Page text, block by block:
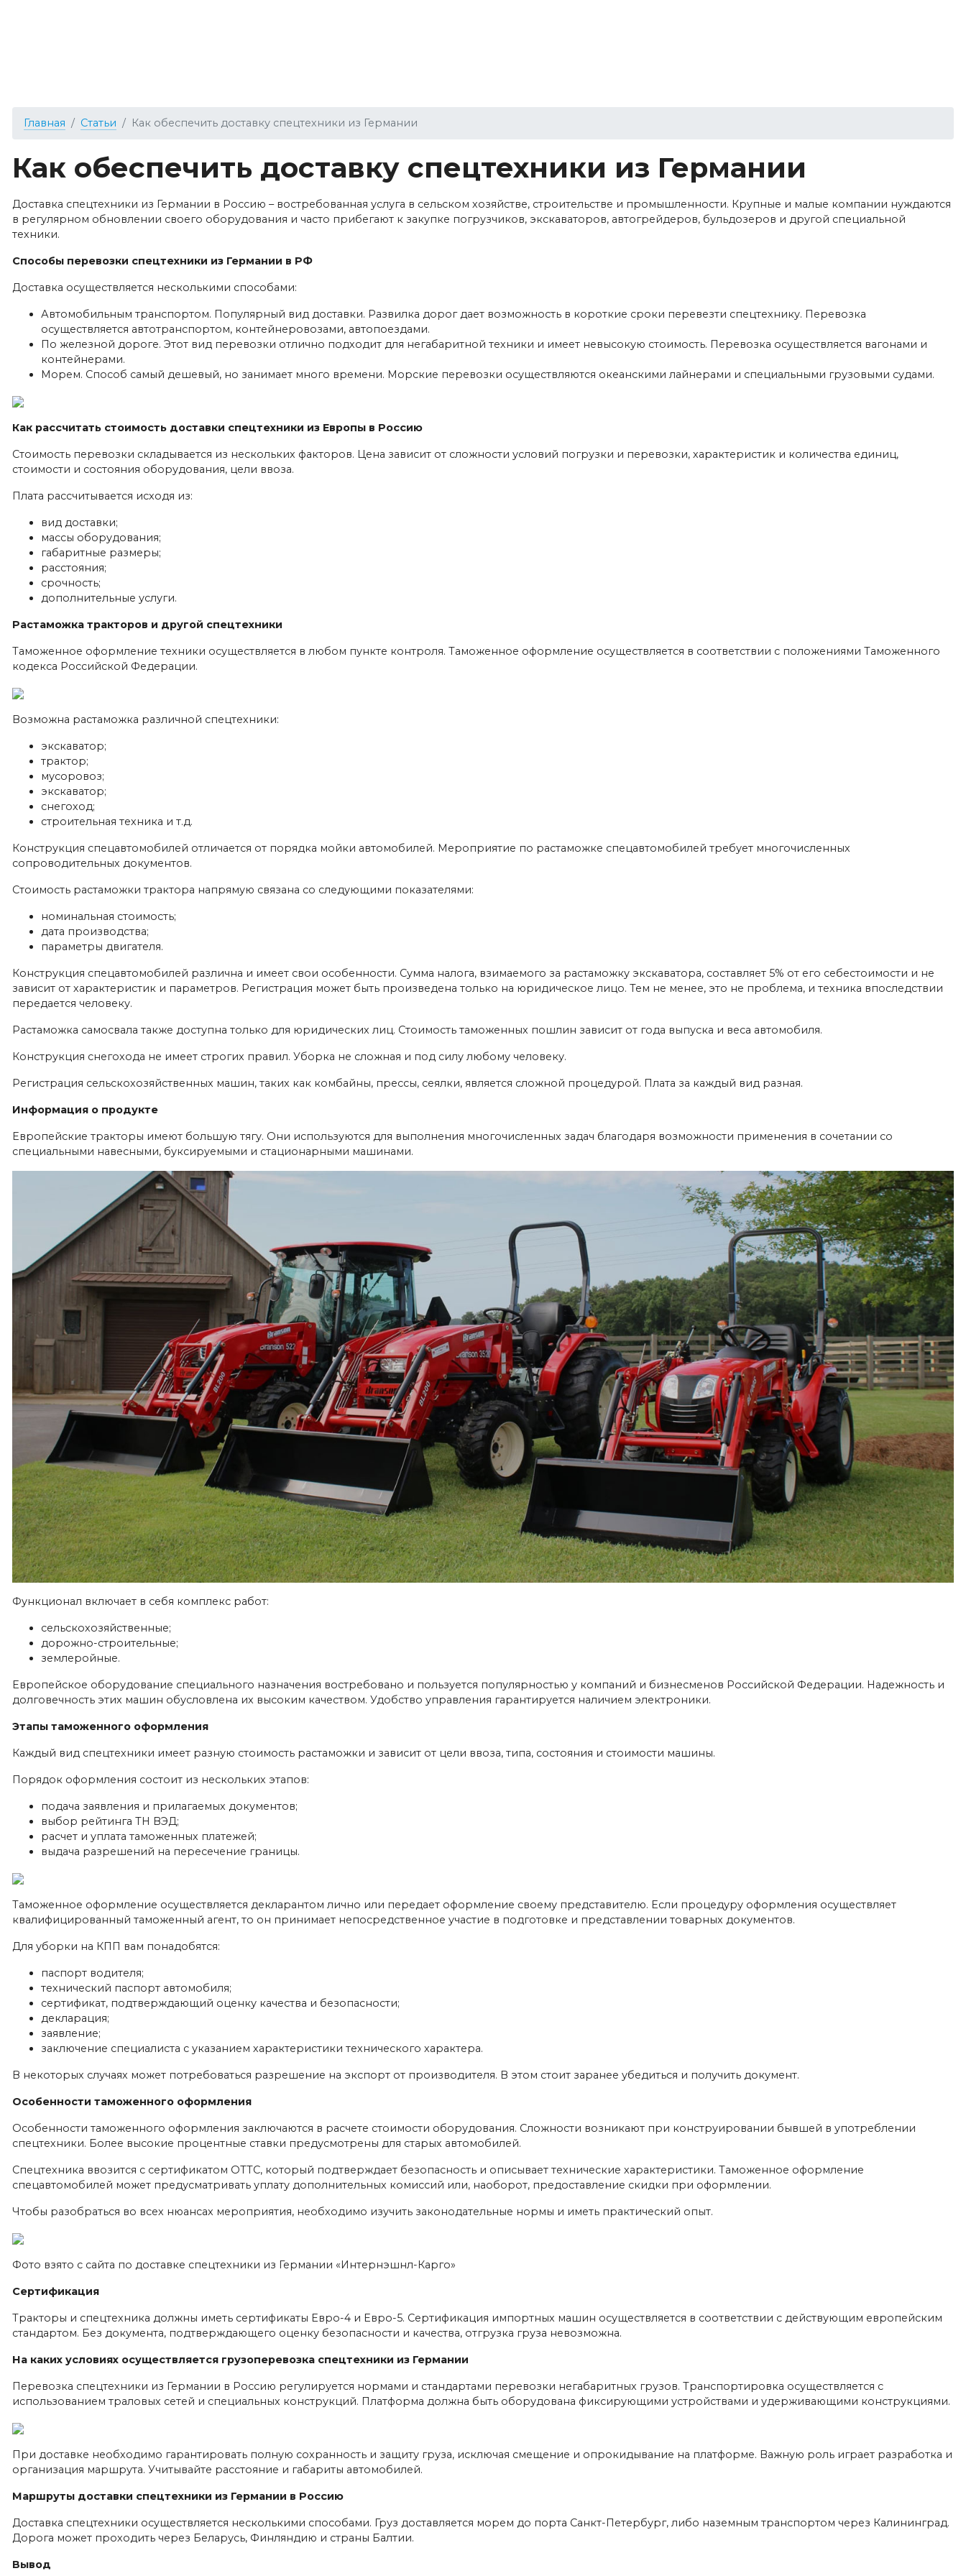
Главная Статьи Как обеспечить доставку спецтехники из Германии
Как обеспечить доставку спецтехники из Германии
Доставка спецтехники из Германии в Россию – востребованная услуга в сельском хозяйстве, строительстве и промышленности. Крупные и малые компании нуждаются
в регулярном обновлении своего оборудования и часто прибегают к закупке погрузчиков, экскаваторов, автогрейдеров, бульдозеров и другой специальной
техники.
Способы перевозки спецтехники из Германии в РФ
Доставка осуществляется несколькими способами:
Автомобильным транспортом. Популярный вид доставки. Развилка дорог дает возможность в короткие сроки перевезти спецтехнику. Перевозка
осуществляется автотранспортом, контейнеровозами, автопоездами.
По железной дороге. Этот вид перевозки отлично подходит для негабаритной техники и имеет невысокую стоимость. Перевозка осуществляется вагонами и
контейнерами.
Морем. Способ самый дешевый, но занимает много времени. Морские перевозки осуществляются океанскими лайнерами и специальными грузовыми судами.
Как рассчитать стоимость доставки спецтехники из Европы в Россию
Стоимость перевозки складывается из нескольких факторов. Цена зависит от сложности условий погрузки и перевозки, характеристик и количества единиц,
стоимости и состояния оборудования, цели ввоза.
Плата рассчитывается исходя из:
вид доставки;
массы оборудования;
габаритные размеры;
расстояния;
срочность;
дополнительные услуги.
Растаможка тракторов и другой спецтехники
Таможенное оформление техники осуществляется в любом пункте контроля. Таможенное оформление осуществляется в соответствии с положениями Таможенного
кодекса Российской Федерации.
Возможна растаможка различной спецтехники:
экскаватор;
трактор;
мусоровоз;
экскаватор;
снегоход;
строительная техника и т.д.
Конструкция спецавтомобилей отличается от порядка мойки автомобилей. Мероприятие по растаможке спецавтомобилей требует многочисленных
сопроводительных документов.
Стоимость растаможки трактора напрямую связана со следующими показателями:
номинальная стоимость;
дата производства;
параметры двигателя.
Конструкция спецавтомобилей различна и имеет свои особенности. Сумма налога, взимаемого за растаможку экскаватора, составляет 5% от его себестоимости и не
зависит от характеристик и параметров. Регистрация может быть произведена только на юридическое лицо. Тем не менее, это не проблема, и техника впоследствии
передается человеку.
Растаможка самосвала также доступна только для юридических лиц. Стоимость таможенных пошлин зависит от года выпуска и веса автомобиля.
Конструкция снегохода не имеет строгих правил. Уборка не сложная и под силу любому человеку.
Регистрация сельскохозяйственных машин, таких как комбайны, прессы, сеялки, является сложной процедурой. Плата за каждый вид разная.
Информация о продукте
Европейские тракторы имеют большую тягу. Они используются для выполнения многочисленных задач благодаря возможности применения в сочетании со
специальными навесными, буксируемыми и стационарными машинами.
Функционал включает в себя комплекс работ:
сельскохозяйственные;
дорожно-строительные;
землеройные.
Европейское оборудование специального назначения востребовано и пользуется популярностью у компаний и бизнесменов Российской Федерации. Надежность и
долговечность этих машин обусловлена ​​их высоким качеством. Удобство управления гарантируется наличием электроники.
Этапы таможенного оформления
Каждый вид спецтехники имеет разную стоимость растаможки и зависит от цели ввоза, типа, состояния и стоимости машины.
Порядок оформления состоит из нескольких этапов:
подача заявления и прилагаемых документов;
выбор рейтинга ТН ВЭД;
расчет и уплата таможенных платежей;
выдача разрешений на пересечение границы.
Таможенное оформление осуществляется декларантом лично или передает оформление своему представителю. Если процедуру оформления осуществляет
квалифицированный таможенный агент, то он принимает непосредственное участие в подготовке и представлении товарных документов.
Для уборки на КПП вам понадобятся:
паспорт водителя;
технический паспорт автомобиля;
сертификат, подтверждающий оценку качества и безопасности;
декларация;
заявление;
заключение специалиста с указанием характеристики технического характера.
В некоторых случаях может потребоваться разрешение на экспорт от производителя. В этом стоит заранее убедиться и получить документ.
Особенности таможенного оформления
Особенности таможенного оформления заключаются в расчете стоимости оборудования. Сложности возникают при конструировании бывшей в употреблении
спецтехники. Более высокие процентные ставки предусмотрены для старых автомобилей.
Спецтехника ввозится с сертификатом ОТТС, который подтверждает безопасность и описывает технические характеристики. Таможенное оформление
спецавтомобилей может предусматривать уплату дополнительных комиссий или, наоборот, предоставление скидки при оформлении.
Чтобы разобраться во всех нюансах мероприятия, необходимо изучить законодательные нормы и иметь практический опыт.
Фото взято с сайта по доставке спецтехники из Германии «Интернэшнл-Карго»
Сертификация
Тракторы и спецтехника должны иметь сертификаты Евро-4 и Евро-5. Сертификация импортных машин осуществляется в соответствии с действующим европейским
стандартом. Без документа, подтверждающего оценку безопасности и качества, отгрузка груза невозможна.
На каких условиях осуществляется грузоперевозка спецтехники из Германии
Перевозка спецтехники из Германии в Россию регулируется нормами и стандартами перевозки негабаритных грузов. Транспортировка осуществляется с
использованием траловых сетей и специальных конструкций. Платформа должна быть оборудована фиксирующими устройствами и удерживающими конструкциями.
При доставке необходимо гарантировать полную сохранность и защиту груза, исключая смещение и опрокидывание на платформе. Важную роль играет разработка и
организация маршрута. Учитывайте расстояние и габариты автомобилей.
Маршруты доставки спецтехники из Германии в Россию
Доставка спецтехники осуществляется несколькими способами. Груз доставляется морем до порта Санкт-Петербург, либо наземным транспортом через Калининград.
Дорога может проходить через Беларусь, Финляндию и страны Балтии.
Вывод